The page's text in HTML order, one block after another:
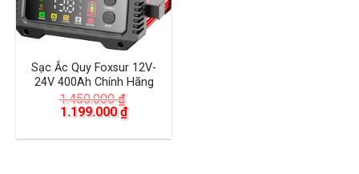
Sạc Ắc Quy Foxsur 12V-
24V 400Ah Chính Hãng
1.450.000₫
Giá
là:
1.199.000₫Giá
hiện
tại